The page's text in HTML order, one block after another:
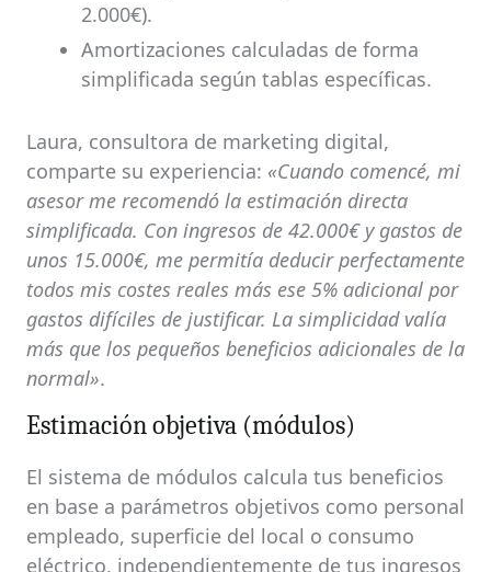
2.000€).
Amortizaciones calculadas de forma
simplificada según tablas específicas.
Laura, consultora de marketing digital,
comparte su experiencia: «Cuando comencé, mi
asesor me recomendó la estimación directa
simplificada. Con ingresos de 42.000€ y gastos de
unos 15.000€, me permitía deducir perfectamente
todos mis costes reales más ese 5% adicional por
gastos difíciles de justificar. La simplicidad valía
más que los pequeños beneficios adicionales de la
normal».
Estimación objetiva (módulos)
El sistema de módulos calcula tus beneficios
en base a parámetros objetivos como personal
empleado, superficie del local o consumo
eléctrico, independientemente de tus ingresos